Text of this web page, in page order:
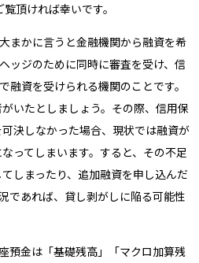
頂ければ幸いです。
まかに言うと金融機関から融資を希
ッジのために同時に審査を受け、信
融資を受けられる機関のことです。
いたとしましょう。その際、信用保
決しなかった場合、現状では融資が
ってしまいます。すると、その不足
しまったり、追加融資を申し込んだ
であれば、貸し剥がしに陥る可能性
預金は「基礎残高」「マクロ加算残